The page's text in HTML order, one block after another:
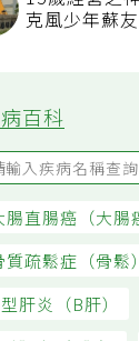
15歲經營之
病百科